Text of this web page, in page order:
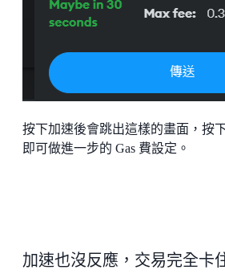
按下加速後會跳出這樣的畫面，按
即可做進一步的 Gas 費設定。
加速也沒反應，交易完全卡